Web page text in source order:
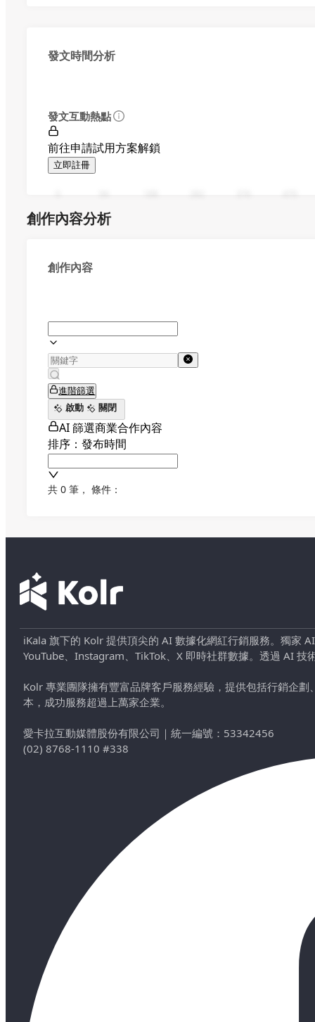
發文時間分析
發文互動熱點
前往申請試用方案解鎖
立即註冊
創作內容分析
創作內容
進階篩選
啟動
關閉
AI 篩選商業合作內容
排序：發布時間
共 0 筆 ， 條件：
iKala 旗下的 Kolr 提供頂尖的 AI 數據化網紅行銷服務。獨家
YouTube、Instagram、TikTok、X 即時社群數據。透過 AI
Kolr 專業團隊擁有豐富品牌客戶服務經驗，提供包括行銷企
本，成功服務超過上萬家企業。
愛卡拉互動媒體股份有限公司 ｜ 統一編號：53342456
(02) 8768-1110 #338